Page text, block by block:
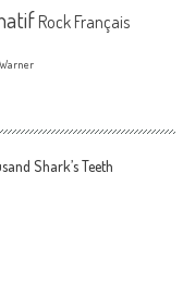
Rock Français
Warner
Shark’s Teeth